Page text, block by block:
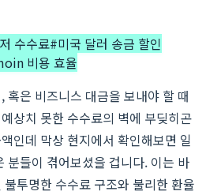
수수료#미국 달러 송금 할인
비용 효율
혹은 비즈니스 대금을 보내야 할 때
상치 못한 수수료의 벽에 부딪히곤
인데 막상 현지에서 확인해보면 일
분들이 겪어보셨을 겁니다. 이는 바
투명한 수수료 구조와 불리한 환율